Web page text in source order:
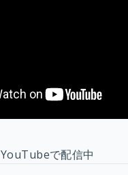
YouTubeで配信中